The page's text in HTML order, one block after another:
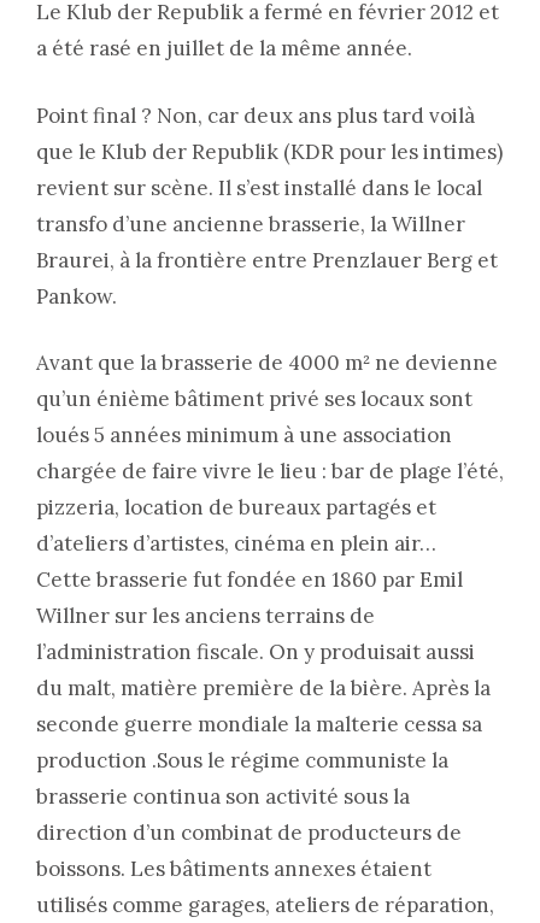
Le Klub der Republik a fermé en février 2012 et
a été rasé en juillet de la même année.
Point final ? Non, car deux ans plus tard voilà
que le Klub der Republik (KDR pour les intimes)
revient sur scène. Il s’est installé dans le local
transfo d’une ancienne brasserie, la Willner
Braurei, à la frontière entre Prenzlauer Berg et
Pankow.
Avant que la brasserie de 4000 m² ne devienne
qu’un énième bâtiment privé ses locaux sont
loués 5 années minimum à une association
chargée de faire vivre le lieu : bar de plage l’été,
pizzeria, location de bureaux partagés et
d’ateliers d’artistes, cinéma en plein air…
Cette brasserie fut fondée en 1860 par Emil
Willner sur les anciens terrains de
l’administration fiscale. On y produisait aussi
du malt, matière première de la bière. Après la
seconde guerre mondiale la malterie cessa sa
production .Sous le régime communiste la
brasserie continua son activité sous la
direction d’un combinat de producteurs de
boissons. Les bâtiments annexes étaient
utilisés comme garages, ateliers de réparation,